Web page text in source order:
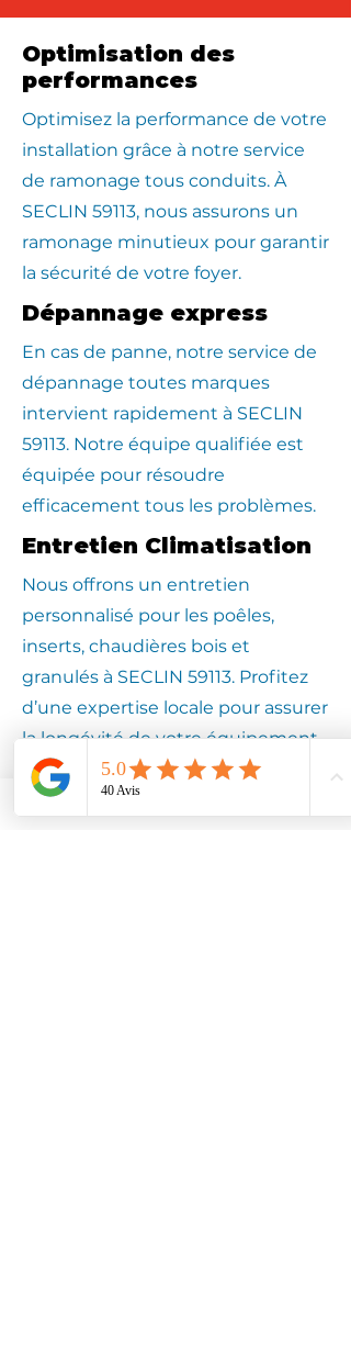
Optimisation des
performances
Optimisez la performance de votre
installation grâce à notre service
de ramonage tous conduits. À
SECLIN 59113, nous assurons un
ramonage minutieux pour garantir
la sécurité de votre foyer.
Dépannage express
En cas de panne, notre service de
dépannage toutes marques
intervient rapidement à SECLIN
59113. Notre équipe qualifiée est
équipée pour résoudre
efficacement tous les problèmes.
Entretien Climatisation
Nous offrons un entretien
personnalisé pour les poêles,
inserts, chaudières bois et
granulés à SECLIN 59113. Profitez
d’une expertise locale pour assurer
la longévité de votre équipement.